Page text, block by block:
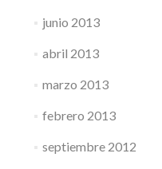
junio 2013
abril 2013
marzo 2013
febrero 2013
septiembre 2012